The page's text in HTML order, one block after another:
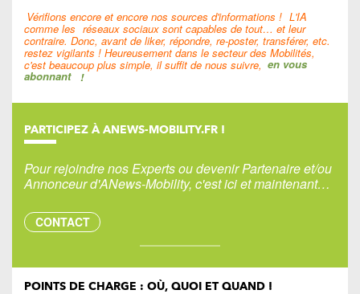
Vérifions encore et encore nos sources d'informations ! L'IA
comme les réseaux sociaux sont capables de tout… et leur
contraire. Donc, avant de liker, répondre, re-poster, transférer, etc.
restez vigilants ! Heureusement dans le secteur des Mobilités,
c'est beaucoup plus simple, il suffit de nous suivre, en vous
abonnant !
PARTICIPEZ À ANEWS-MOBILITY.FR !
Pour rejoindre nos Experts ou devenir Partenaire et/ou
Annonceur d'ANews-Mobility, c'est ici et maintenant…
CONTACT
POINTS DE CHARGE : OÙ, QUOI ET QUAND !